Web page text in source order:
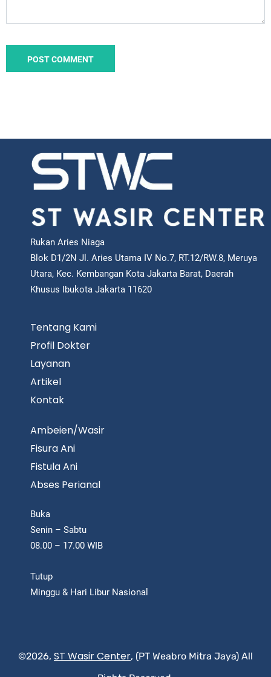
Rukan Aries Niaga
Blok D1/2N Jl. Aries Utama IV No.7, RT.12/RW.8, Meruya
Utara, Kec. Kembangan Kota Jakarta Barat, Daerah
Khusus Ibukota Jakarta 11620
Tentang Kami
Profil Dokter
Layanan
Artikel
Kontak
Ambeien/Wasir
Fisura Ani
Fistula Ani
Abses Perianal
Buka
Senin – Sabtu
08.00 – 17.00 WIB
Tutup
Minggu & Hari Libur Nasional
©2026, ST Wasir Center, (PT Weabro Mitra Jaya) All